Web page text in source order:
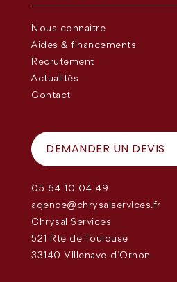
Nous connaître
Aides & financements
Recrutement
Actualités
Contact
DEMANDER UN DEVIS
05 64 10 04 49
agence@chrysalservices.fr
Chrysal Services
521 Rte de Toulouse
33140 Villenave-d'Ornon